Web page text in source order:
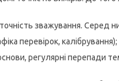
зважування. Серед
перевірок, калібрування);
регулярні перепади